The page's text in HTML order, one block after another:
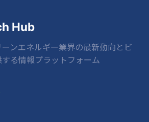
Hub
ンエネルギー業界の最新動向とビ
る情報プラットフォーム